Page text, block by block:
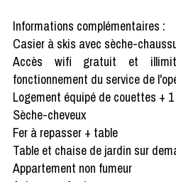
Informations complémentaires :
Casier à skis avec sèche-
Accès wifi gratuit et
fonctionnement du service de
Logement équipé de couettes +
Sèche-cheveux
Fer à repasser + table
Table et chaise de jardin sur
Appartement non fumeur